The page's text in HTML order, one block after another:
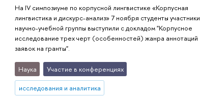
На IV симпозиуме по корпусной лингвистике «Корпусная
лингвистика и дискурс-анализ» 7 ноября студенты участники
научно-учебной группы выступили с докладом "Корпусное
исследование трех черт (особенностей) жанра аннотаций
заявок на гранты".
Наука Участие в конференциях
исследования и аналитика